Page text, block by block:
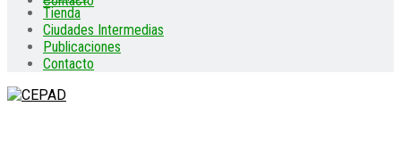
Tienda
Ciudades Intermedias
Publicaciones
Contacto